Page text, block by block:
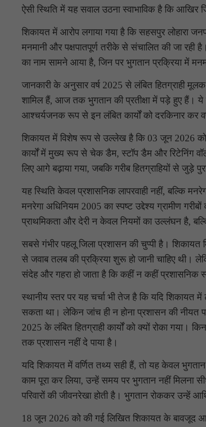
ऐसी स्थिति में यह सवाल उठना स्वाभाविक है कि आखिर
शिकायत में आरोप लगाया गया है कि सहसपुर लोहारा
मनमानी और पक्षपातपूर्ण तरीके से संचालित की जा रही
का नाम सामने आया है, जिन पर भुगतान प्रक्रिया में
जानकारी के अनुसार वर्ष 2025 से लंबित हितग्राही
शामिल हैं, आज तक भुगतान की प्रतीक्षा में पड़े हुए हैं। ये
आश्चर्यजनक रूप से इन लंबित कार्यों को दरकिनार कर
शिकायत में विशेष रूप से उल्लेख है कि 03 जून 2026
कार्यों में मुख्य रूप से चेक डैम, स्टॉप डैम और रिटेनिंग
लिए आगे बढ़ाया गया, जबकि गरीब हितग्राहियों से जुड़े
यह स्थिति केवल प्रशासनिक लापरवाही नहीं, बल्कि
मनरेगा अधिनियम 2005 का स्पष्ट उद्देश्य ग्रामीण
प्राथमिकता और देरी न केवल नियमों का उल्लंघन है,
सबसे गंभीर पहलू जिला प्रशासन की चुप्पी है। शिकायत
से जवाब तलब की प्रक्रिया शुरू हो जानी चाहिए
संदेह और गहरा हो जाता है कि कहीं न कहीं प्रशासनिक
स्थानीय स्तर पर यह चर्चा भी तेज है कि यदि शिकायत
सकता था। लेकिन जांच ही न होना प्रशासन की नीयत
2025 के लंबित हितग्राही कार्यों को क्यों रोका गया।
तक प्रशासन नहीं दे पाया है।
यदि शिकायत में वर्णित तथ्य सही हैं, तो यह केवल
काम पूरा कर लिया, उन्हें समय पर भुगतान नहीं मिलना
परिवारों की जीवनरेखा होती है। भुगतान रोककर उन्हें
18 जून 2026 को की गई लिखित शिकायत के बावजूद आज